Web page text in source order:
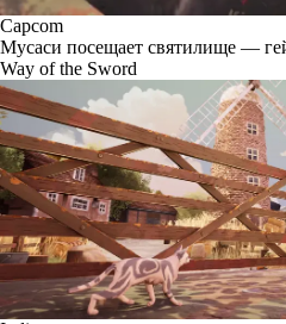
Capcom
Мусаси посещает святилище —
Way of the Sword